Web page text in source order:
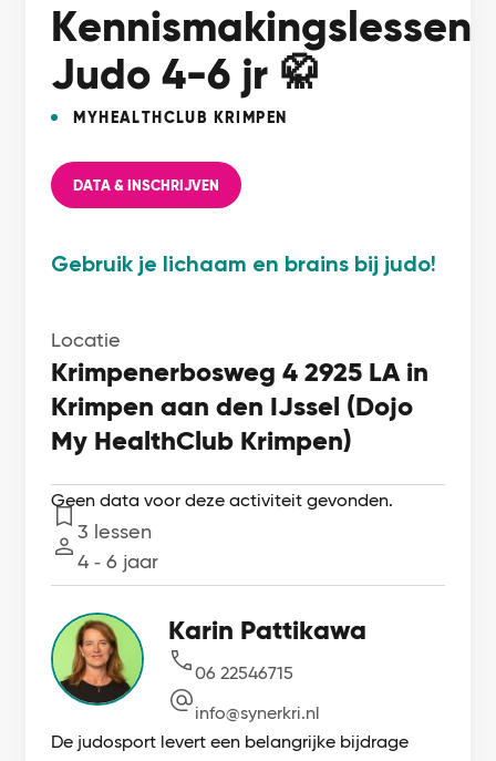
Kennismakingslessen
Judo 4-6 jr 🥋
MYHEALTHCLUB KRIMPEN
DATA & INSCHRIJVEN
Gebruik je lichaam en brains bij judo!
Locatie
Krimpenerbosweg 4 2925 LA in
Krimpen aan den IJssel (Dojo
My HealthClub Krimpen)
Geen data voor deze activiteit gevonden.
Lessen
3 lessen
Leeftijd
4 ‐ 6 jaar
Karin Pattikawa
06 22546715
info@synerkri.nl
De judosport levert een belangrijke bijdrage